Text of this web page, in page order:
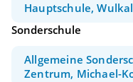
Hauptschule,
Sonderschule
Allgemeine
Zentrum, Michael-